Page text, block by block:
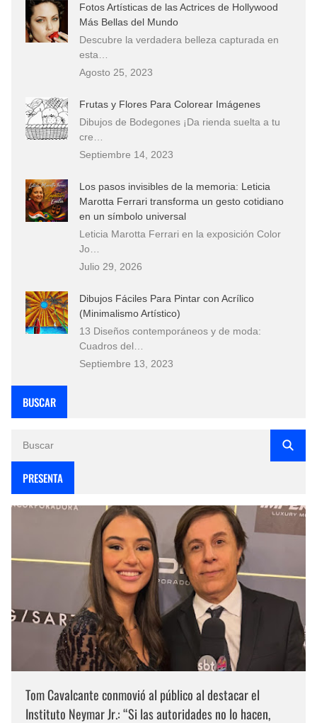
Fotos Artísticas de las Actrices de Hollywood
Más Bellas del Mundo
Descubre la verdadera belleza capturada en
esta…
Agosto 25, 2023
Frutas y Flores Para Colorear Imágenes
Dibujos de Bodegones ¡Da rienda suelta a tu
cre…
Septiembre 14, 2023
Los pasos invisibles de la memoria: Leticia
Marotta Ferrari transforma un gesto cotidiano
en un símbolo universal
Leticia Marotta Ferrari en la exposición Color
Jo…
Julio 29, 2026
Dibujos Fáciles Para Pintar con Acrílico
(Minimalismo Artístico)
13 Diseños contemporáneos y de moda:
Cuadros del…
Septiembre 13, 2023
BUSCAR
PRESENTA
Tom Cavalcante conmovió al público al destacar el
Instituto Neymar Jr.: “Si las autoridades no lo hacen,